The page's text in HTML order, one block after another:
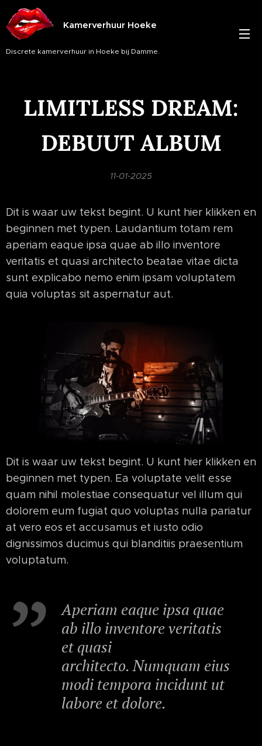
Kamerverhuur Hoeke
Discrete kamerverhuur in Hoeke bij Damme.
LIMITLESS DREAM:
DEBUUT ALBUM
11-01-2025
Dit is waar uw tekst begint. U kunt hier klikken en
beginnen met typen. Laudantium totam rem
aperiam eaque ipsa quae ab illo inventore
veritatis et quasi architecto beatae vitae dicta
sunt explicabo nemo enim ipsam voluptatem
quia voluptas sit aspernatur aut.
Dit is waar uw tekst begint. U kunt hier klikken en
beginnen met typen. Ea voluptate velit esse
quam nihil molestiae consequatur vel illum qui
dolorem eum fugiat quo voluptas nulla pariatur
at vero eos et accusamus et iusto odio
dignissimos ducimus qui blanditiis praesentium
voluptatum.
Aperiam eaque ipsa quae
ab illo inventore veritatis
et quasi
architecto. Numquam eius
modi tempora incidunt ut
labore et dolore.